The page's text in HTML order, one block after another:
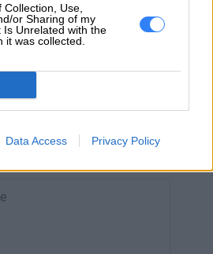
Use,
or Sharing of my
Is Unrelated with the
it was collected.
Data Access Privacy Policy
Lenovo 3-cell 5B10K88047"